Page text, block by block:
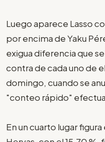
Luego aparece Lasso
por encima de Yaku
exigua diferencia que
contra de cada uno de
domingo, cuando se
"conteo rápido"
En un cuarto lugar